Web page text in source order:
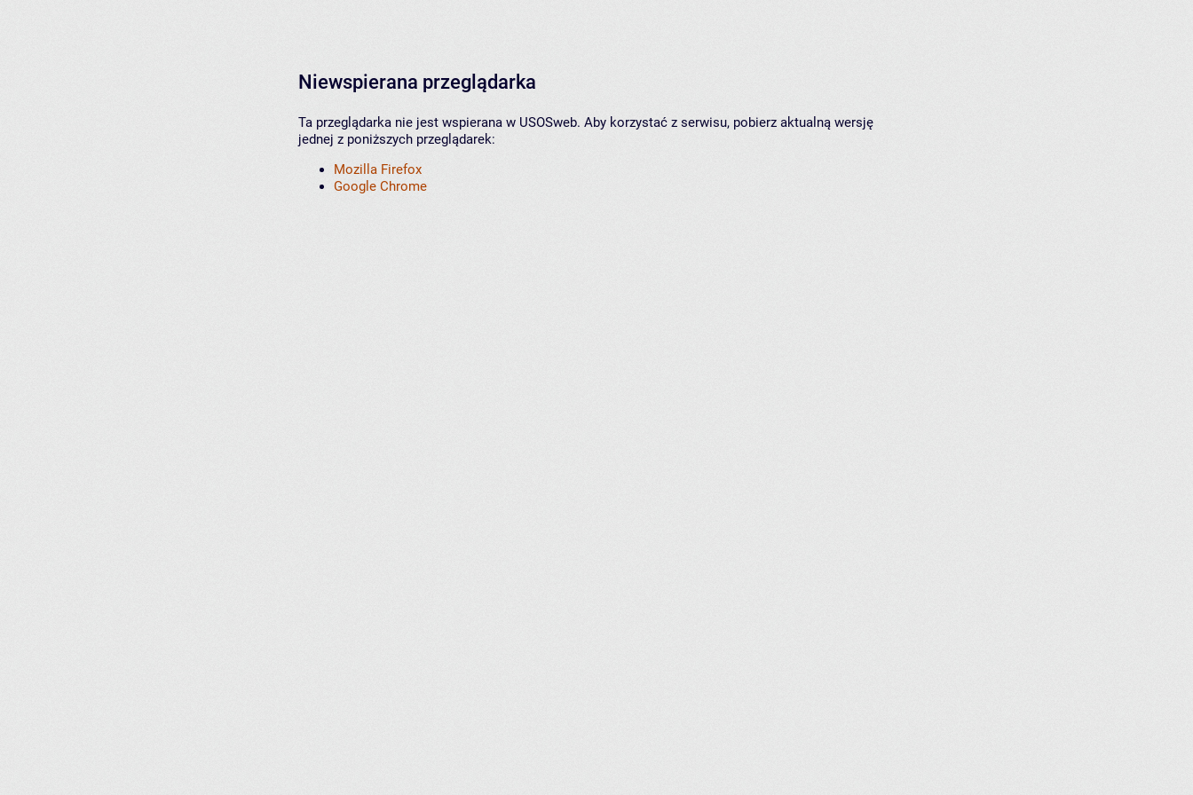
Niewspierana przeglądarka
Ta przeglądarka nie jest wspierana w USOSweb. Aby korzystać z serwisu, pobierz aktualną wersję
jednej z poniższych przeglądarek:
Mozilla Firefox
Google Chrome